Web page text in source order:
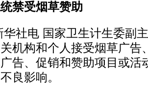
受烟草赞助
电 国家卫生计生委副主
机构和个人接受烟草广告
告、促销和赞助项目或活
良影响。